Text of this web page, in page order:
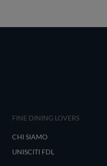
FINE DINING LOVERS
CHI SIAMO
UNISCITI FDL